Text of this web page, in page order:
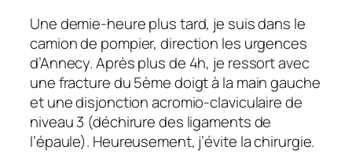
Une demie-heure plus tard, je suis dans le
camion de pompier, direction les urgences
d’Annecy. Après plus de 4h, je ressort avec
une fracture du 5ème doigt à la main gauche
et une disjonction acromio-claviculaire de
niveau 3 (déchirure des ligaments de
l’épaule). Heureusement, j’évite la chirurgie.